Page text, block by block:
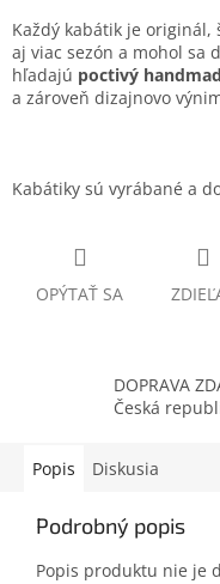
Každý kabátik je
aj viac sezón a mohol sa
hľadajú poctivý
a zároveň dizajnovo
Kabátiky sú vyrábané a
OPÝTAŤ SA
DOPRAVA
Česká
Popis Diskusia
Podrobný popis
Popis produktu nie je